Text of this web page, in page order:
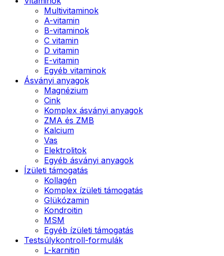
Multivitaminok
A-vitamin
B-vitaminok
C vitamin
D vitamin
E-vitamin
Egyéb vitaminok
Ásványi anyagok
Magnézium
Cink
Komplex ásványi anyagok
ZMA és ZMB
Kalcium
Vas
Elektrolitok
Egyéb ásványi anyagok
Ízületi támogatás
Kollagén
Komplex ízületi támogatás
Glükózamin
Kondroitin
MSM
Egyéb ízületi támogatás
Testsúlykontroll-formulák
L-karnitin